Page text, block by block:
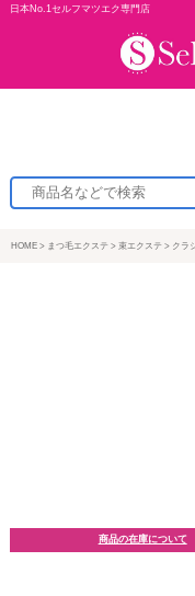
日本No.1セルフマツエク専門店
HOME まつ毛エクステ 束エクステ クラ
商品の在庫について